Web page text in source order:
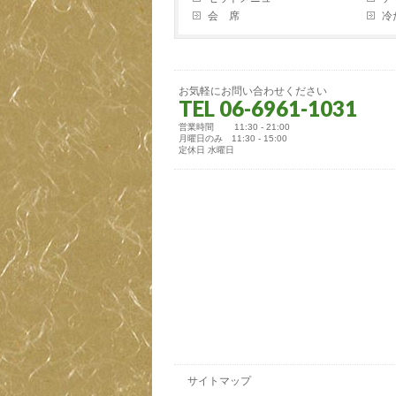
会 席
冷
お気軽にお問い合わせください
TEL 06-6961-1031
営業時間 11:30 - 21:00
月曜日のみ 11:30 - 15:00
定休日 水曜日
サイトマップ